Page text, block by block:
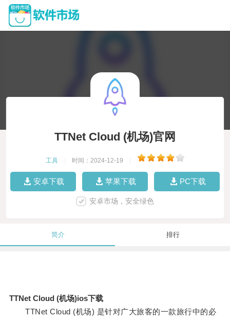
TTNet Cloud (机场)官网
工具 时间：2024-12-19
安卓下载 苹果下载 PC下载
安卓市场，安全绿色
简介 排行
TTNet Cloud (机场)ios下载
TTNet Cloud (机场) 是针对广大旅客的一款旅行中的必